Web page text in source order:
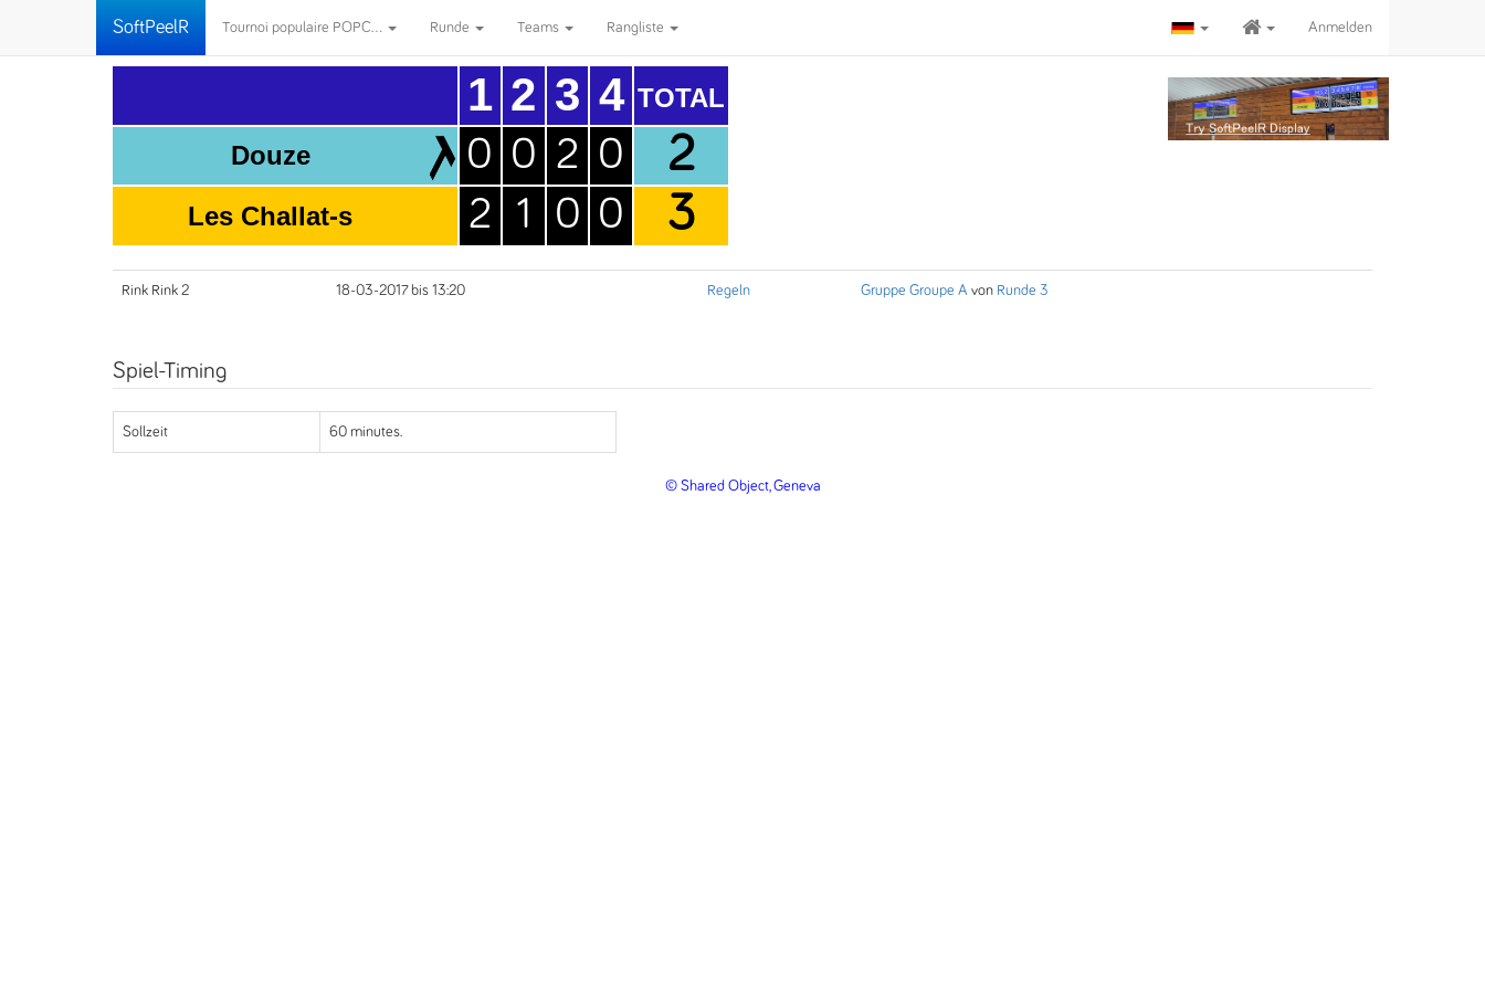
SoftPeelR Tournoi populaire POPC... Runde Teams Rangliste Anmelden
Douze
Les Challat-s
1
0
2
2
0
1
3
2
0
4
0
0
TOTAL
2
3
Rink Rink 2 18-03-2017 bis 13:20 Regeln Gruppe Groupe A von Runde 3
Spiel-Timing
Sollzeit 60 minutes.
© Shared Object, Geneva